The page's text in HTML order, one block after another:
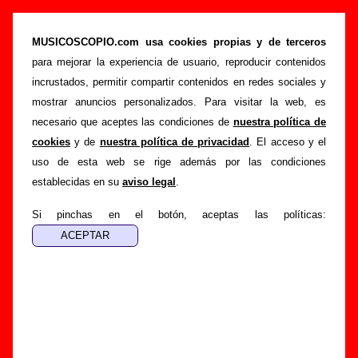
MUSICOSCOPIO.com usa cookies propias y de terceros
para mejorar la experiencia de usuario, reproducir contenidos
incrustados, permitir compartir contenidos en redes sociales y
mostrar anuncios personalizados. Para visitar la web, es
necesario que aceptes las condiciones de nuestra política de
cookies y de nuestra política de privacidad . El acceso y el
uso de esta web se rige además por las condiciones
establecidas en su aviso legal .
Si pinchas en el botón, aceptas las políticas:
Ama - Añadir o corregir información
Portada >Ama >Añadir
Si tienes información adicional, puedes enviar nueva
información o corregir la existente mediante el siguiente
formulario o escribiendo un e-mail a
guialven@musicoscopio.com.Gracias por tu
colaboración.
Nombre: